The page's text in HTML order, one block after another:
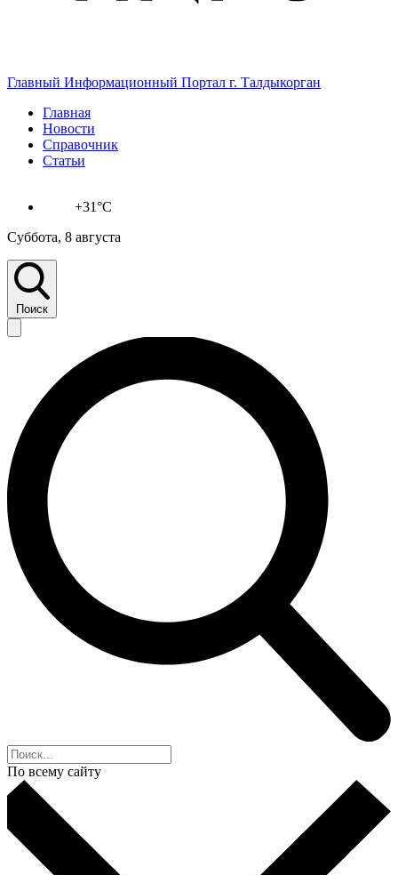
Главный Информационный Портал г. Талдыкорган
Главная
Новости
Справочник
Статьи
+31°C
Суббота, 8 августа
Поиск
По всему сайту